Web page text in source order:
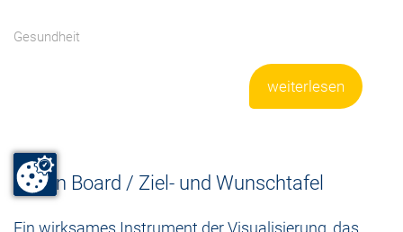
Gesundheit
weiterlesen
Vision Board / Ziel- und Wunschtafel